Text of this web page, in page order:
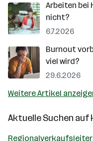
Arbeiten bei
nicht?
6.7.2026
Burnout
viel wird?
29.6.2026
Weitere Artikel
Aktuelle Suchen auf
Regionalverkaufsleiter